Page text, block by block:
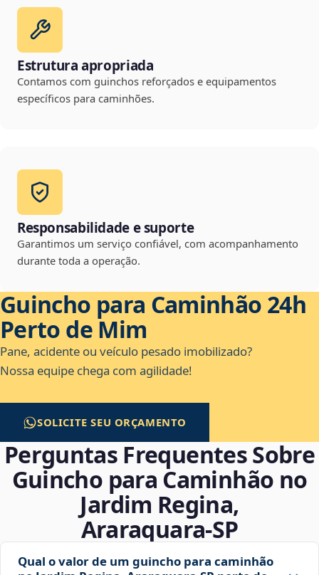
Estrutura apropriada
Contamos com guinchos reforçados e equipamentos
específicos para caminhões.
Responsabilidade e suporte
Garantimos um serviço confiável, com acompanhamento
durante toda a operação.
Guincho para Caminhão 24h
Perto de Mim
Pane, acidente ou veículo pesado imobilizado?
Nossa equipe chega com agilidade!
SOLICITE SEU ORÇAMENTO
Perguntas Frequentes Sobre
Guincho para Caminhão no
Jardim Regina,
Araraquara‑SP
Qual o valor de um guincho para caminhão